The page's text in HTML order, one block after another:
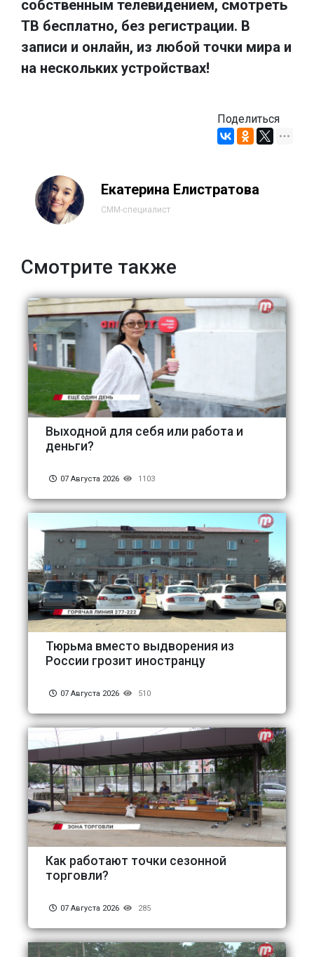
собственным телевидением, смотреть
ТВ бесплатно, без регистрации. В
записи и онлайн, из любой точки мира и
на нескольких устройствах!
Поделиться
Екатерина Елистратова
СММ-специалист
Смотрите также
Выходной для себя или работа и
деньги?
07 Августа 2026 1103
Тюрьма вместо выдворения из
России грозит иностранцу
07 Августа 2026 510
Как работают точки сезонной
торговли?
07 Августа 2026 285